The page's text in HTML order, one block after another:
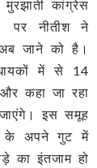
कांग्रेस
पर नीतीश ने
अब जाने को है।
में से 14
कहा जा रहा
इस समूह
के अपने गुट में
का इंतजाम हो